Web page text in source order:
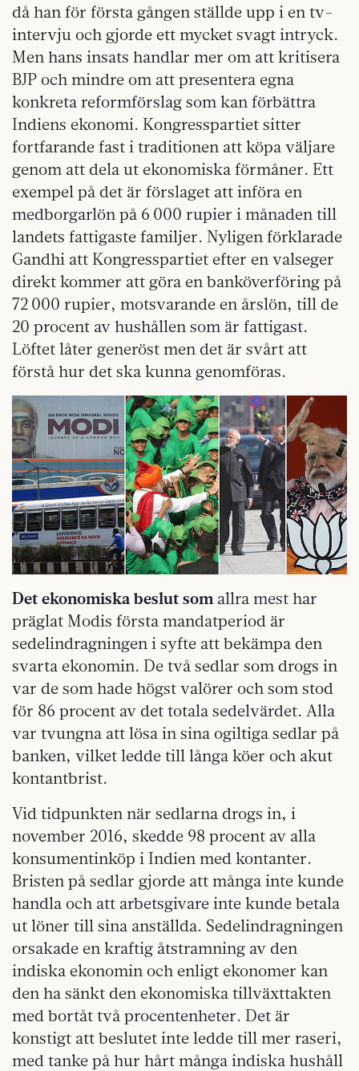
då han för första gången ställde upp i en tv-
intervju och gjorde ett mycket svagt intryck.
Men hans insats handlar mer om att kritisera
BJP och mindre om att presentera egna
konkreta reformförslag som kan förbättra
Indiens ekonomi. Kongresspartiet sitter
fortfarande fast i traditionen att köpa väljare
genom att dela ut ekonomiska förmåner. Ett
exempel på det är förslaget att införa en
medborgarlön på 6 000 rupier i månaden till
landets fattigaste familjer. Nyligen förklarade
Gandhi att Kongresspartiet efter en valseger
direkt kommer att göra en banköverföring på
72 000 rupier, motsvarande en årslön, till de
20 procent av hushållen som är fattigast.
Löftet låter generöst men det är svårt att
förstå hur det ska kunna genomföras.
Det ekonomiska beslut som allra mest har
präglat Modis första mandatperiod är
sedelindragningen i syfte att bekämpa den
svarta ekonomin. De två sedlar som drogs in
var de som hade högst valörer och som stod
för 86 procent av det totala sedelvärdet. Alla
var tvungna att lösa in sina ogiltiga sedlar på
banken, vilket ledde till långa köer och akut
kontantbrist.
Vid tidpunkten när sedlarna drogs in, i
november 2016, skedde 98 procent av alla
konsumentinköp i Indien med kontanter.
Bristen på sedlar gjorde att många inte kunde
handla och att arbetsgivare inte kunde betala
ut löner till sina anställda. Sedelindragningen
orsakade en kraftig åtstramning av den
indiska ekonomin och enligt ekonomer kan
den ha sänkt den ekonomiska tillväxttakten
med bortåt två procentenheter. Det är
konstigt att beslutet inte ledde till mer raseri,
med tanke på hur hårt många indiska hushåll